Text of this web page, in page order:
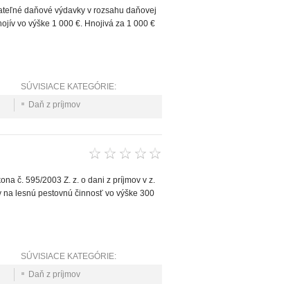
daňové výdavky v rozsahu daňovej
vo výške 1 000 €. Hnojivá za 1 000 €
SÚVISIACE KATEGÓRIE:
Daň z príjmov
č. 595/2003 Z. z. o dani z príjmov v z.
na lesnú pestovnú činnosť vo výške 300
SÚVISIACE KATEGÓRIE:
Daň z príjmov